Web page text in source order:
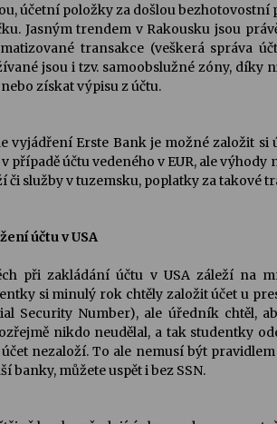
účetní položky za došlou
Jasným trendem v Rakousku jsou
transakce (veškerá správa
jsou i tzv. samoobslužné zóny, díky
získat výpisu z účtu.
vyjádření Erste Bank je možné založit
případě účtu vedeného v EUR, ale
či služby v tuzemsku, poplatky za takové
účtu v USA
při zakládání účtu v USA záleží na
si minulý rok chtěly založit účet u
Security Number), ale úředník chtěl,
nikdo neudělal, a tak studentky
účet nezaloží. To ale nemusí být
banky, můžete uspět i bez SSN.